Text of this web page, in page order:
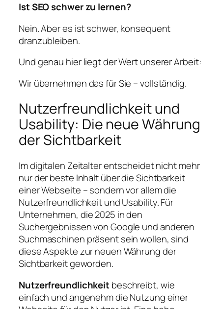
Ist SEO schwer zu lernen?
Nein. Aber es ist schwer, konsequent
dranzubleiben.
Und genau hier liegt der Wert unserer Arbeit:
Wir übernehmen das für Sie – vollständig.
Nutzerfreundlichkeit und
Usability: Die neue Währung
der Sichtbarkeit
Im digitalen Zeitalter entscheidet nicht mehr
nur der beste Inhalt über die Sichtbarkeit
einer Webseite – sondern vor allem die
Nutzerfreundlichkeit und Usability. Für
Unternehmen, die 2025 in den
Suchergebnissen von Google und anderen
Suchmaschinen präsent sein wollen, sind
diese Aspekte zur neuen Währung der
Sichtbarkeit geworden.
Nutzerfreundlichkeitbeschreibt, wie
einfach und angenehm die Nutzung einer